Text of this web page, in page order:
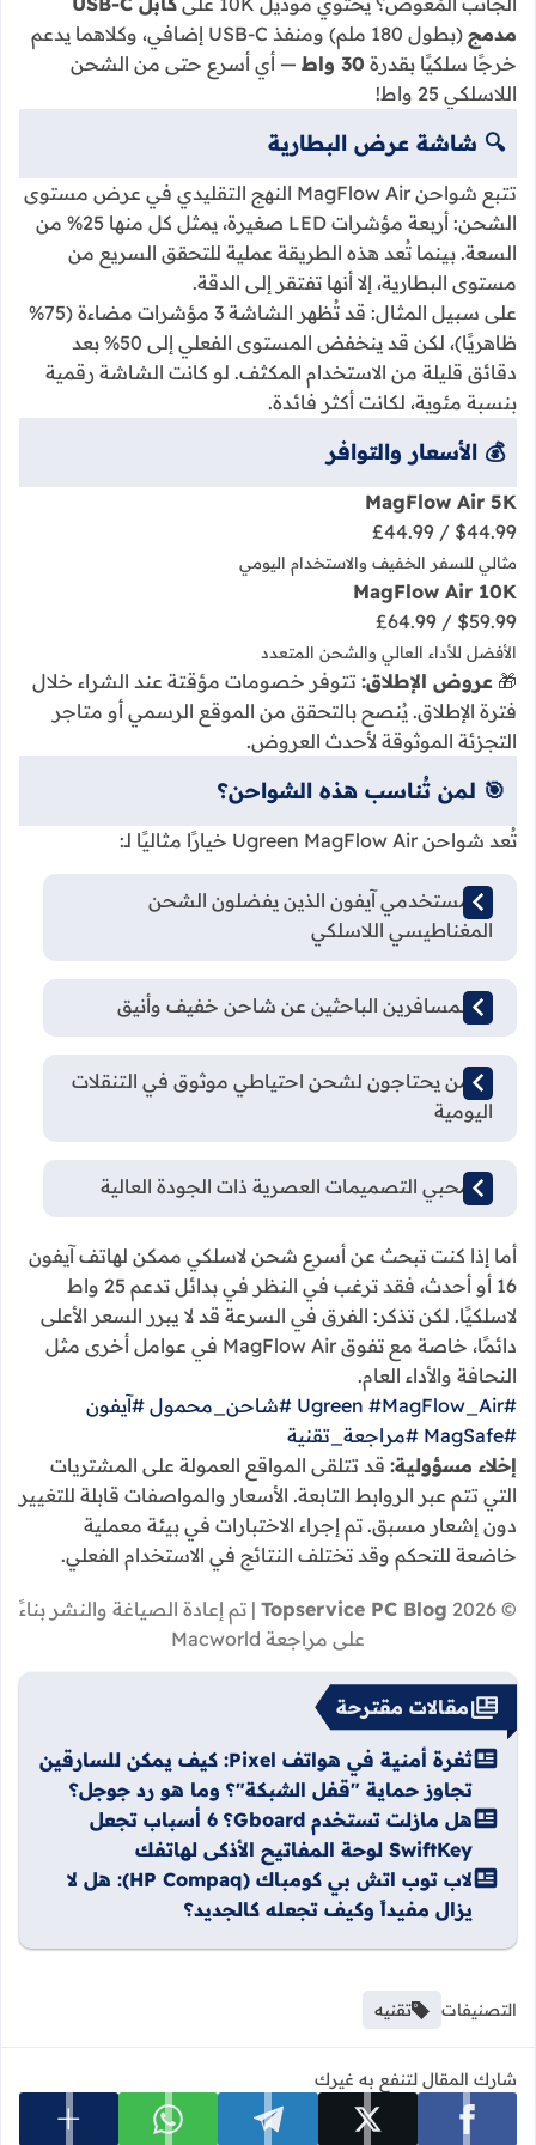
مدمج
(بطول 180 ملم) ومنفذ USB-C إضافي، وكلاهما يدعم
خرجًا سلكيًا بقدرة 30 واط
— أي أسرع حتى من الشحن
اللاسلكي 25 واط!
🔍 شاشة عرض البطارية
تتبع شواحن MagFlow Air النهج التقليدي في عرض مستوى
الشحن: أربعة مؤشرات LED صغيرة، يمثل كل منها 25% من
السعة. بينما تُعد هذه الطريقة عملية للتحقق السريع من
مستوى البطارية، إلا أنها تفتقر إلى الدقة.
على سبيل المثال: قد تُظهر الشاشة 3 مؤشرات مضاءة (75%
ظاهريًا)، لكن قد ينخفض المستوى الفعلي إلى 50% بعد
دقائق قليلة من الاستخدام المكثف. لو كانت الشاشة رقمية
بنسبة مئوية، لكانت أكثر فائدة.
💰 الأسعار والتوافر
MagFlow Air 5K
$44.99 / £44.99
مثالي للسفر الخفيف والاستخدام اليومي
MagFlow Air 10K
$59.99 / £64.99
الأفضل للأداء العالي والشحن المتعدد
🎁 عروض الإطلاق: تتوفر خصومات مؤقتة عند الشراء خلال
فترة الإطلاق. يُنصح بالتحقق من الموقع الرسمي أو متاجر
التجزئة الموثوقة لأحدث العروض.
🎯 لمن تُناسب هذه الشواحن؟
تُعد شواحن Ugreen MagFlow Air خيارًا مثاليًا لـ:
✅ مستخدمي آيفون الذين يفضلون الشحن
المغناطيسي اللاسلكي
✅ المسافرين الباحثين عن شاحن خفيف وأنيق
✅ من يحتاجون لشحن احتياطي موثوق في التنقلات
اليومية
✅ محبي التصميمات العصرية ذات الجودة العالية
أما إذا كنت تبحث عن أسرع شحن لاسلكي ممكن لهاتف آيفون
16 أو أحدث، فقد ترغب في النظر في بدائل تدعم 25 واط
لاسلكيًا. لكن تذكر: الفرق في السرعة قد لا يبرر السعر الأعلى
دائمًا، خاصة مع تفوق MagFlow Air في عوامل أخرى مثل
النحافة والأداء العام.
#Ugreen
#MagFlow_Air #شاحن_محمول #آيفون
#MagSafe
#مراجعة_تقنية
إخلاء مسؤولية: قد تتلقى المواقع العمولة على المشتريات
التي تتم عبر الروابط التابعة. الأسعار والمواصفات قابلة للتغيير
دون إشعار مسبق. تم إجراء الاختبارات في بيئة معملية
خاضعة للتحكم وقد تختلف النتائج في الاستخدام الفعلي.
© 2026
Topservice PC Blog | تم إعادة الصياغة والنشر بناءً
على مراجعة Macworld
مقالات مقترحة
ثغرة أمنية في هواتف Pixel: كيف يمكن للسارقين
تجاوز حماية "قفل الشبكة"؟ وما هو رد جوجل؟
هل مازلت تستخدم Gboard؟ 6 أسباب تجعل
SwiftKey لوحة المفاتيح الأذكى لهاتفك
لاب توب اتش بي كومباك (HP Compaq): هل لا
يزال مفيداً وكيف تجعله كالجديد؟
التصنيفات تقنيه
شارك المقال لتنفع به غيرك
شارك على facebook شارك على x شارك على telegram شارك على whatsapp عرض